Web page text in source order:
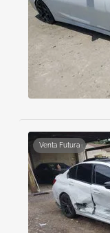
Venta Futura